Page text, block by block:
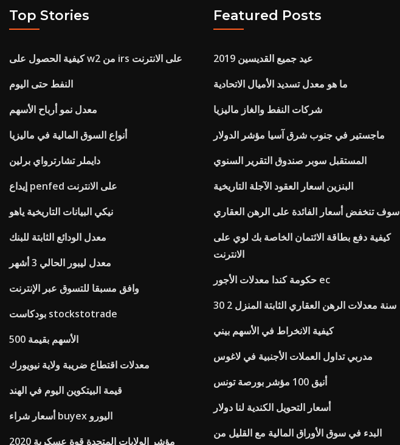
Top Stories
كيفية الحصول على w2 من irs على الانترنت
النفط حتى اليوم
معدل نمو أرباح الأسهم
أنواع السوق المالية في ماليزيا
دايملر تشارترواي برلين
إيداع penfed على الانترنت
نيكي البيانات التاريخية ياهو
معدل الودائع الثابتة للبنك
معدل ليبور الحالي 3 أشهر
وافق مسبقا للتسوق عبر الإنترنت
بودكاست stockstotrade
الأسهم بقيمة 500
معدلات اقتطاع ضريبة ولاية نيويورك
قيمة البيتكوين اليوم في الهند
أسعار شراء buyex اليورو
2020 مؤشر الولايات المتحدة قوة عسكرية
Featured Posts
عيد جميع القديسين 2019
ما هو معدل تسديد الأميال الاتحادية
شركات النفط والغاز ماليزيا
ماجستير في جنوب شرق آسيا مؤشر الدولار
المستقبل سوبر صندوق التقرير السنوي
البنزين اسعار العقود الآجلة التاريخية
سوف تنخفض أسعار الفائدة على الرهن العقاري
كيفية دفع بطاقة الائتمان الخاصة بك لوي على
الانترنت
حكومة كندا معدلات الأجور ec
30 سنة معدلات الرهن العقاري الثابتة المنزل 2
كيفية الانخراط في الأسهم بيني
مدربي تداول العملات الأجنبية في لاغوس
أنيق 100 مؤشر بورصة تونس
أسعار التحويل الكندية لنا دولار
البدء في سوق الأوراق المالية مع القليل من